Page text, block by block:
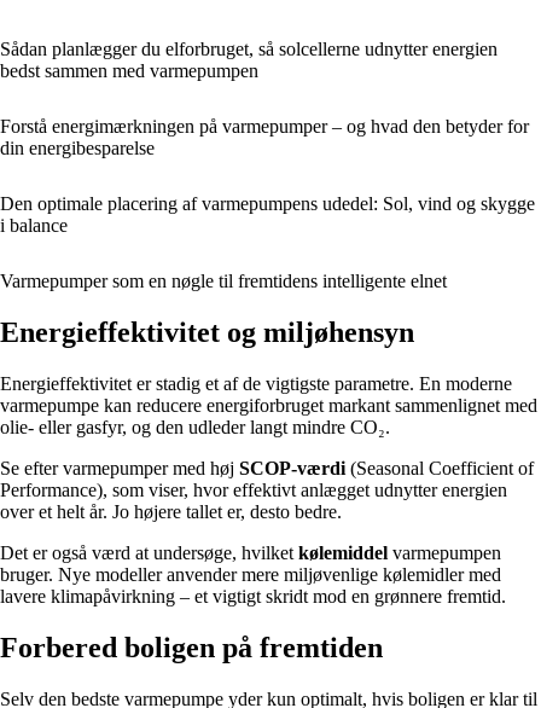
Sådan planlægger du elforbruget, så solcellerne udnytter energien
bedst sammen med varmepumpen
Forstå energimærkningen på varmepumper – og hvad den betyder for
din energibesparelse
Den optimale placering af varmepumpens udedel: Sol, vind og skygge
i balance
Varmepumper som en nøgle til fremtidens intelligente elnet
Energieffektivitet og miljøhensyn
Energieffektivitet er stadig et af de vigtigste parametre. En moderne
varmepumpe kan reducere energiforbruget markant sammenlignet med
olie- eller gasfyr, og den udleder langt mindre CO₂.
Se efter varmepumper med høj SCOP-værdi (Seasonal Coefficient of
Performance), som viser, hvor effektivt anlægget udnytter energien
over et helt år. Jo højere tallet er, desto bedre.
Det er også værd at undersøge, hvilket kølemiddel varmepumpen
bruger. Nye modeller anvender mere miljøvenlige kølemidler med
lavere klimapåvirkning – et vigtigt skridt mod en grønnere fremtid.
Forbered boligen på fremtiden
Selv den bedste varmepumpe yder kun optimalt, hvis boligen er klar til